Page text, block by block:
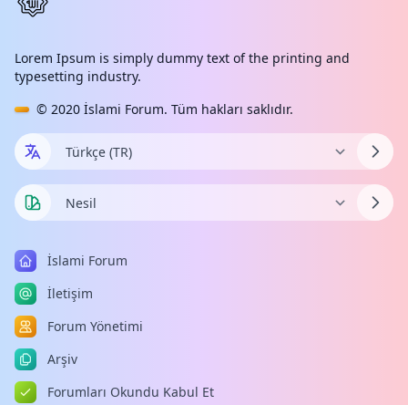
Lorem Ipsum is simply dummy text of the printing and
typesetting industry.
© 2020 İslami Forum. Tüm hakları saklıdır.
İslami Forum
İletişim
Forum Yönetimi
Arşiv
Forumları Okundu Kabul Et